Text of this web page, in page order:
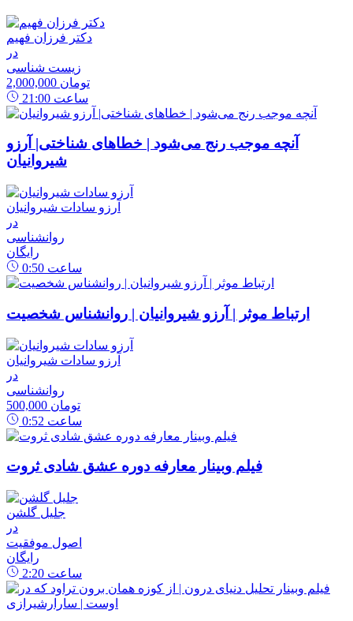
دکتر فرزان فهیم
در
زیست شناسی
2,000,000 تومان
21:00 ساعت
آنچه موجب رنج می‌شود | خطاهای شناختی| آرزو
شیروانیان
آرزو سادات شیروانیان
در
روانشناسی
رایگان
0:50 ساعت
ارتباط موثر | آرزو شیروانیان | روانشناس شخصیت
آرزو سادات شیروانیان
در
روانشناسی
500,000 تومان
0:52 ساعت
فیلم وبینار معارفه دوره عشق شادی ثروت
جلیل گلشن
در
اصول موفقیت
رایگان
2:20 ساعت